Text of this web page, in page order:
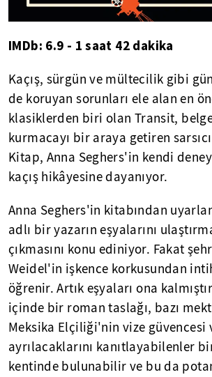
IMDb: 6.9 - 1 saat 42 dakika
Kaçış, sürgün ve mültecilik gibi
de koruyan sorunları ele alan en
klasiklerden biri olan Transit,
kurmacayı bir araya getiren
Kitap, Anna Seghers'in kendi
kaçış hikâyesine dayanıyor.
Anna Seghers'in kitabından
adlı bir yazarın eşyalarını
çıkmasını konu ediniyor. Fakat
Weidel'in işkence korkusundan
öğrenir. Artık eşyaları ona
içinde bir roman taslağı, bazı
Meksika Elçiliği'nin vize güvencesi
ayrılacaklarını kanıtlayabilenler
kentinde bulunabilir ve bu da